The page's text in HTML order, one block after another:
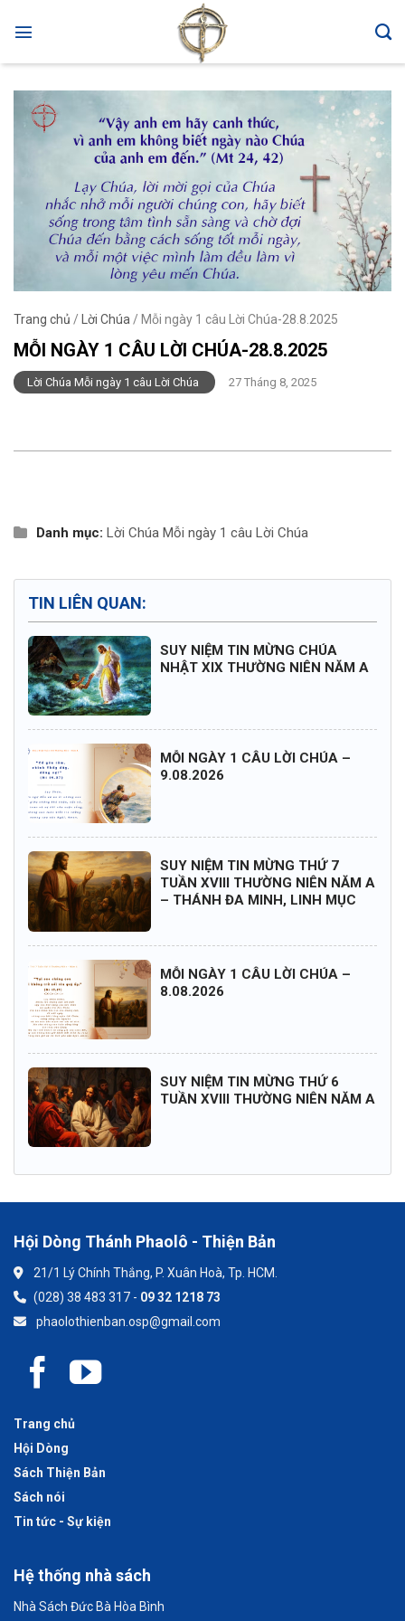
Trang chủ / Lời Chúa/ Mỗi ngày 1 câu Lời Chúa-28.8.2025
MỖI NGÀY 1 CÂU LỜI CHÚA-28.8.2025
Lời Chúa Mỗi ngày 1 câu Lời Chúa 27 Tháng 8, 2025
Danh mục: Lời Chúa Mỗi ngày 1 câu Lời Chúa
TIN LIÊN QUAN:
SUY NIỆM TIN MỪNG CHÚA
NHẬT XIX THƯỜNG NIÊN NĂM A
MỖI NGÀY 1 CÂU LỜI CHÚA –
9.08.2026
SUY NIỆM TIN MỪNG THỨ 7
TUẦN XVIII THƯỜNG NIÊN NĂM A
– THÁNH ĐA MINH, LINH MỤC
MỖI NGÀY 1 CÂU LỜI CHÚA –
8.08.2026
SUY NIỆM TIN MỪNG THỨ 6
TUẦN XVIII THƯỜNG NIÊN NĂM A
Hội Dòng Thánh Phaolô - Thiện Bản
21/1 Lý Chính Thắng, P. Xuân Hoà, Tp. HCM.
(028) 38 483 317 - 09 32 1218 73
phaolothienban.osp@gmail.com
Trang chủ
Hội Dòng
Sách Thiện Bản
Sách nói
Tin tức - Sự kiện
Hệ thống nhà sách
Nhà Sách Đức Bà Hòa Bình